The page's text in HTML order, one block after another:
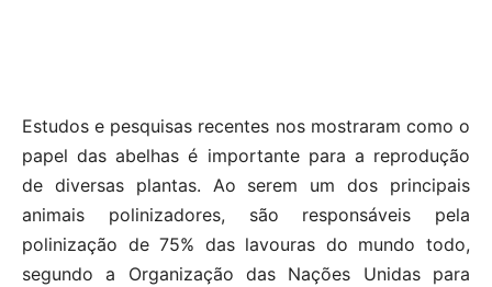
Estudos e pesquisas recentes nos mostraram como o
papel das abelhas é importante para a reprodução
de diversas plantas. Ao serem um dos principais
animais polinizadores, são responsáveis ​​pela
polinização de 75% das lavouras do mundo todo,
segundo a Organização das Nações Unidas para